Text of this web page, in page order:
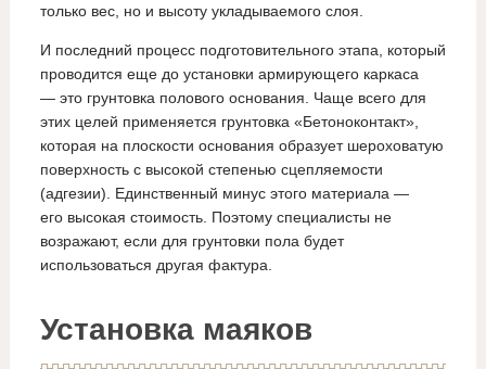
только вес, но и высоту укладываемого слоя.
И последний процесс подготовительного этапа, который
проводится еще до установки армирующего каркаса
— это грунтовка полового основания. Чаще всего для
этих целей применяется грунтовка «Бетоноконтакт»,
которая на плоскости основания образует шероховатую
поверхность с высокой степенью сцепляемости
(адгезии). Единственный минус этого материала —
его высокая стоимость. Поэтому специалисты не
возражают, если для грунтовки пола будет
использоваться другая фактура.
Установка маяков